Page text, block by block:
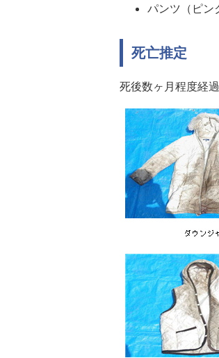
パンツ（ピン
死亡推定
死後数ヶ月程度経過